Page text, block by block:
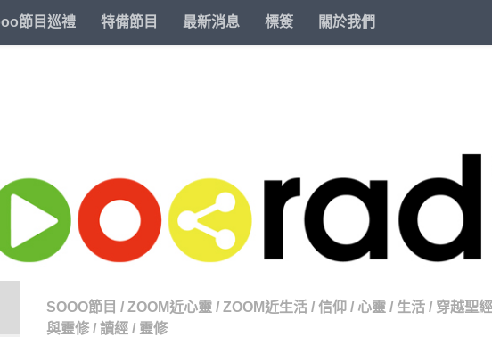
節目巡禮 特備節目 最新消息 標簽 關於我們
SOOO節目 / ZOOM近心靈 / ZOOM近生活 / 信仰 / 心靈 / 生活 / 穿越聖經
與靈修 / 讀經 / 靈修